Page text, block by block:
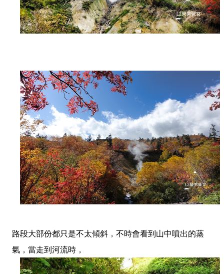
路段大部份都只是不太傾斜，不時會看到山中噴出的蒸
氣，當走到河流時，